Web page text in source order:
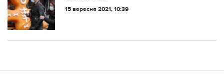
15 вересня 2021, 10:39